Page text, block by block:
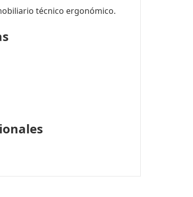
técnico ergonómico.